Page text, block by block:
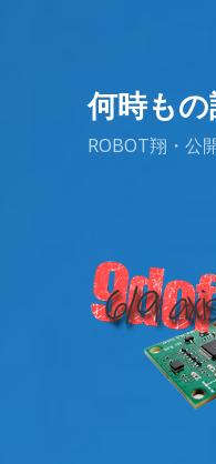
何時もの
ROBOT翔・公